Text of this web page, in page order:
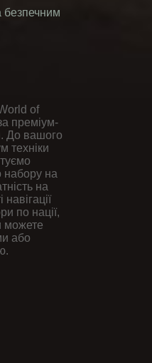
безпечним
тяжёлый танк IX
мощной
геймплея и
прочной
танк способен
и
в ближнем бою.
и башни
of
преміум-
До вашого
техніки
набору на
на
по нації,
можете
або